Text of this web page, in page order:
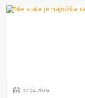
17.04.2026